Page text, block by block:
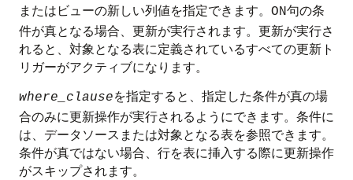
またはビューの新しい列値を指定できます。 ON句の条
件が真となる場合、更新が実行されます。更新が実行さ
れると、対象となる表に定義されているすべての更新ト
リガーがアクティブになります。
where_clauseを指定すると、指定した条件が真の場
合のみに更新操作が実行されるようにできます。条件に
は、データソースまたは対象となる表を参照できます。
条件が真ではない場合、行を表に挿入する際に更新操作
がスキップされます。